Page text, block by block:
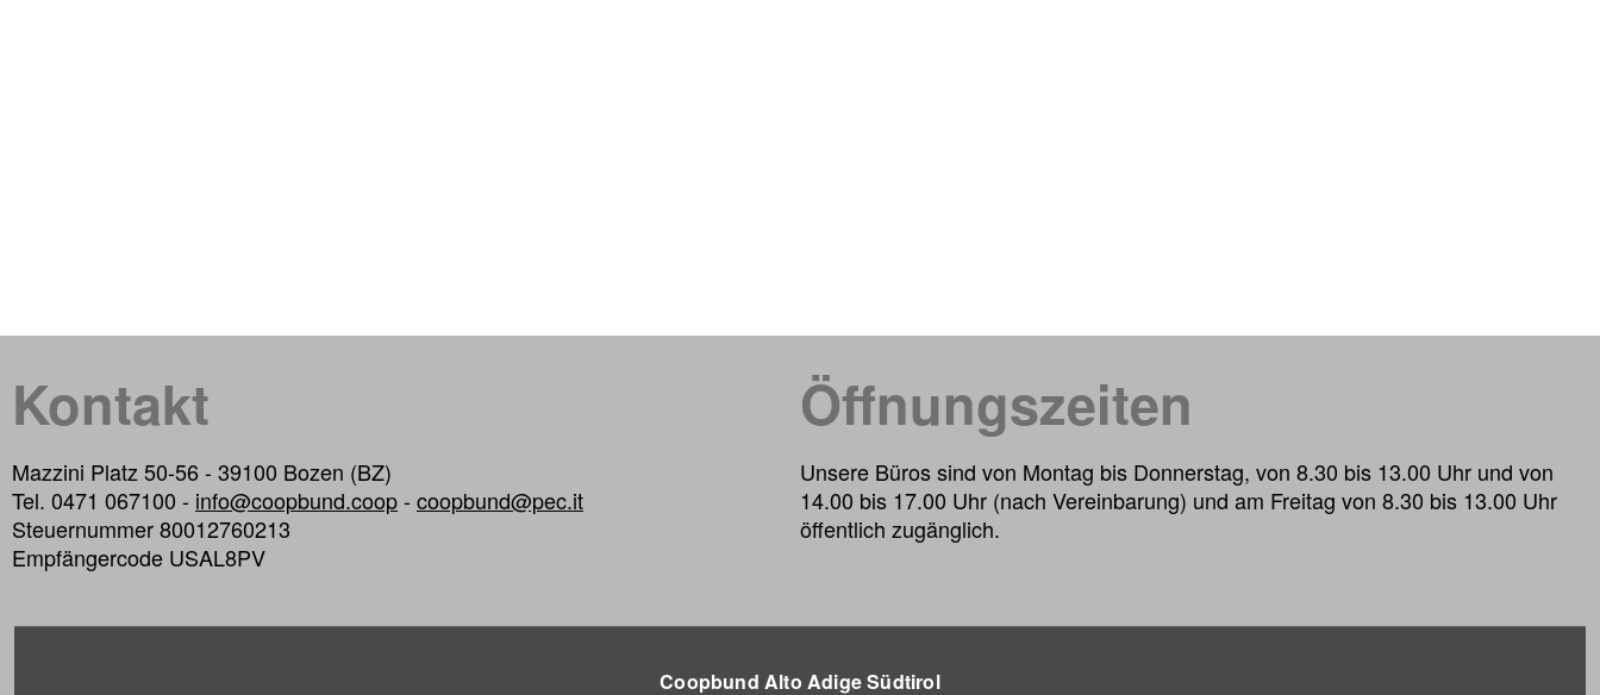
Kontakt
Mazzini Platz 50-56 - 39100 Bozen (BZ)
Tel. 0471 067100 - info@coopbund.coop- coopbund@pec.it
Steuernummer 80012760213
Empfängercode USAL8PV
Öffnungszeiten
Unsere Büros sind von Montag bis Donnerstag, von 8.30 bis 13.00 Uhr und von
14.00 bis 17.00 Uhr (nach Vereinbarung) und am Freitag von 8.30 bis 13.00 Uhr
öffentlich zugänglich.
Coopbund Alto Adige Südtirol